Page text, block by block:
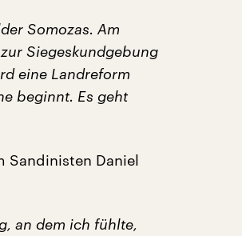
Somozas. Am
Siegeskundgebung
eine Landreform
beginnt. Es geht
Sandinisten Daniel
an dem ich fühlte,